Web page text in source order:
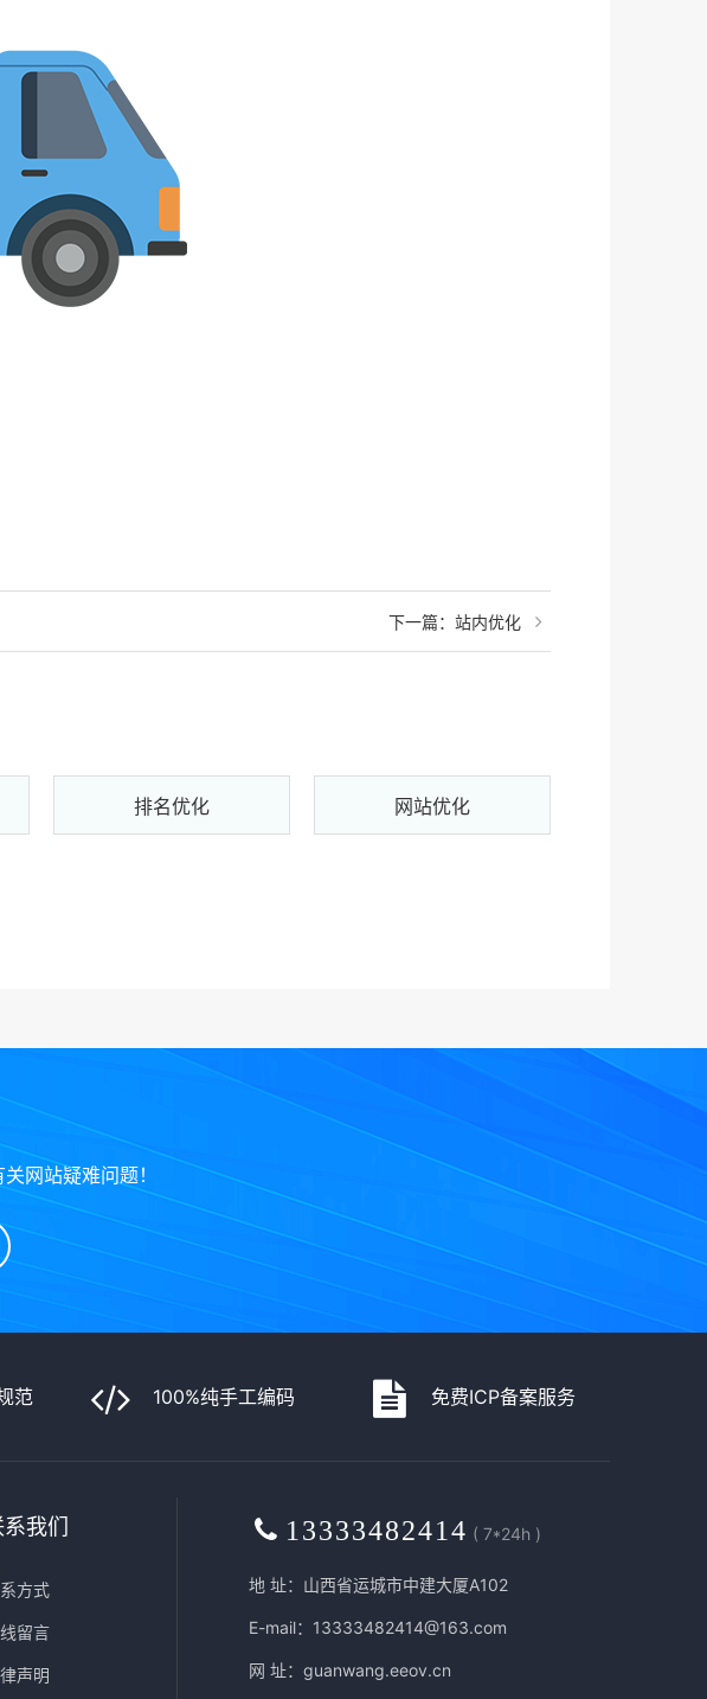
下一篇：站内优化
排名优化 网站优化
网站疑难问题！
范 100%纯手工编码 免费ICP备案服务
我们
方式
留言
声明
13333482414 ( 7*24h )
地 址：山西省运城市中建大厦A102
E-mail：13333482414@163.com
网 址：guanwang.eeov.cn